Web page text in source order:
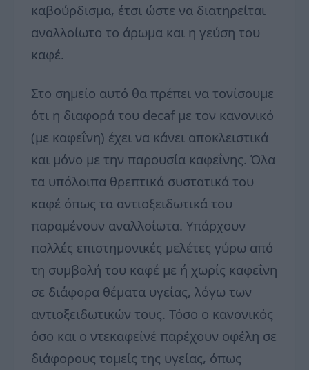
καβούρδισμα, έτσι ώστε να διατηρείται
αναλλοίωτο το άρωμα και η γεύση του
καφέ.
Στο σημείο αυτό θα πρέπει να τονίσουμε
ότι η διαφορά του decaf με τον κανονικό
(με καφεΐνη) έχει να κάνει αποκλειστικά
και μόνο με την παρουσία καφεΐνης. Όλα
τα υπόλοιπα θρεπτικά συστατικά του
καφέ όπως τα αντιοξειδωτικά του
παραμένουν αναλλοίωτα. Υπάρχουν
πολλές επιστημονικές μελέτες γύρω από
τη συμβολή του καφέ με ή χωρίς καφεΐνη
σε διάφορα θέματα υγείας, λόγω των
αντιοξειδωτικών τους. Τόσο ο κανονικός
όσο και ο ντεκαφείνέ παρέχουν οφέλη σε
διάφορους τομείς της υγείας, όπως